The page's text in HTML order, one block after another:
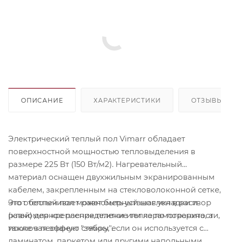
ОПИСАНИЕ ХАРАКТЕРИСТИКИ ОТЗЫВЫ
Электрический теплый пол Vimarr обладает
поверхностной мощностью тепловыделения в
размере 225 Вт (150 Вт/м2). Нагревательный
материал оснащен двухжильным экранированным
кабелем, закрепленным на стекловолоконной сетке,
что обеспечивает равномерный шаг укладки и
равномерное распределение тепла по поверхности,
исключая эффект "зебры".
Этот теплый пол может быть установлен в раствор
(клей) для крепления плитки или керамогранита, а
также в песчаную стяжку, если он используется с